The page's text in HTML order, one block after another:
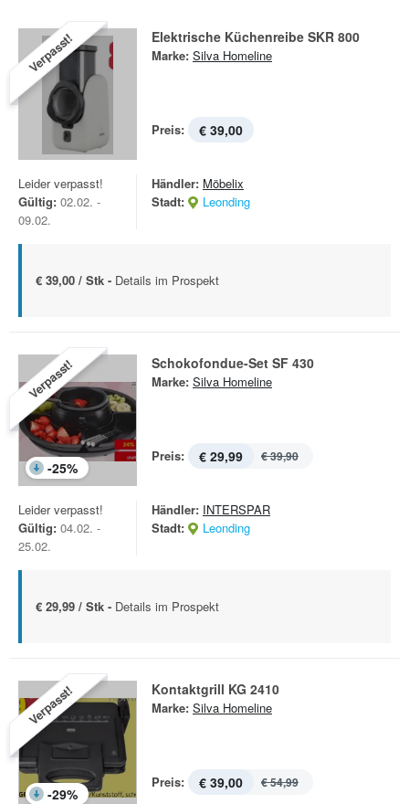
Verpasst! Elektrische Küchenreibe SKR 800
Marke: Silva Homeline
Preis: € 39,00
Leider verpasst!
Gültig: 02.02. -
09.02.
Händler: Möbelix
Stadt:
Leonding
€ 39,00 / Stk - Details im Prospekt
Verpasst!
-25%
Schokofondue-Set SF 430
Marke: Silva Homeline
Preis: € 29,99 € 39,90
Leider verpasst!
Gültig: 04.02. -
25.02.
Händler: INTERSPAR
Stadt:
Leonding
€ 29,99 / Stk - Details im Prospekt
Verpasst!
-29%
Kontaktgrill KG 2410
Marke: Silva Homeline
Preis: € 39,00 € 54,99